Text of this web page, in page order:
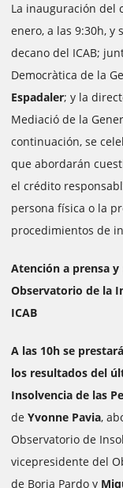
La inauguración del
enero, a las 9:30h, y
decano del ICAB;
Democràtica de la
Espadaler; y la
Mediació de la
continuación, se
que abordarán
el crédito
persona física o la
procedimientos de
Atención a prensa
Observatorio de la
ICAB
A las 10h se
los resultados del
Insolvencia de las
de Yvonne Pavia,
Observatorio de
vicepresidente del
de Borja Pardo y